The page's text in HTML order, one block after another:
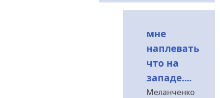
мне
наплевать
что на
западе....
Меланченко